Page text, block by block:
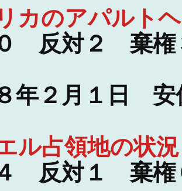
カのアパルト
反対２ 棄権
年２月１日
ル占領地の状況
反対１ 棄権